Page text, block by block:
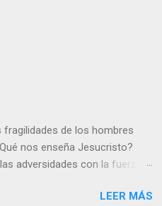
de los hombres
nos enseña Jesucristo?
adversidades con la fuerza y
soy un árbol sin frutos,
LEER MÁS